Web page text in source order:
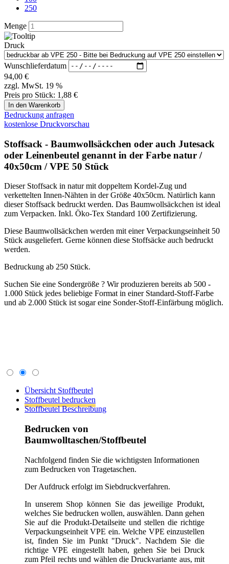
40x50cm / VPE 50 Stück
Dieser Stoffsack in natur mit doppeltem Kordel-Zug und
verkettelten Innen-Nähten in der Größe 40x50cm. Natürlich kann
dieser Stoffsack bedruckt werden. Das Baumwollsäckchen ist ideal
zum Verpacken. Inkl. Öko-Tex Standard 100 Zertifizierung.
Diese Baumwollsäckchen werden mit einer Verpackungseinheit 50
Stück ausgeliefert. Gerne können diese Stoffsäcke auch bedruckt
werden.
Bedruckung ab 250 Stück.
Suchen Sie eine Sondergröße ? Wir produzieren bereits ab 500 -
1.000 Stück jedes beliebige Format in einer Standard-Stoff-Farbe
und ab 2.000 Stück ist sogar eine Sonder-Stoff-Einfärbung möglich.
Übersicht Stoffbeutel
Stoffbeutel bedrucken
Stoffbeutel Beschreibung
Bedrucken von
Nachfolgend finden Sie die wichtigsten Informationen
zum Bedrucken von Tragetaschen.
Verpackungseinheit VPE ein. Welche VPE einzustellen
ist, finden Sie im Punkt "Druck". Nachdem Sie die
richtige VPE eingestellt haben, gehen Sie bei Druck
zum Pfeil rechts und wählen die Druckvariante aus, mit
zum Beispiel "1 seitig und 1 farbig". Geben Sie dem
Shopsystem etwas Zeit, dann wird Ihnen der
Druckpreis direkt angezeigt. Legen Sie die Bedrucken-
Variante in den Warenkorb und gehen Sie den
Bestellprozess durch.
Sollten Sie kein Produkt bis jetzt gefunden haben,
können Sie uns ganz einfach das
um Sie entsprechend zu beraten.
Allgemeine Informationen zum Bedrucken:
1) Im Bestell-Prozess werden Sie aufgefordert die
Druckdaten hochzuladen. Entweder laden Sie die Datei
einfach hoch oder Sie können diese auch per Mail an
info(at)tragetaschenmarkt.de senden. Bei größeren
Datenmengen nutzen Sie bitte wetransfer.com. Danke!